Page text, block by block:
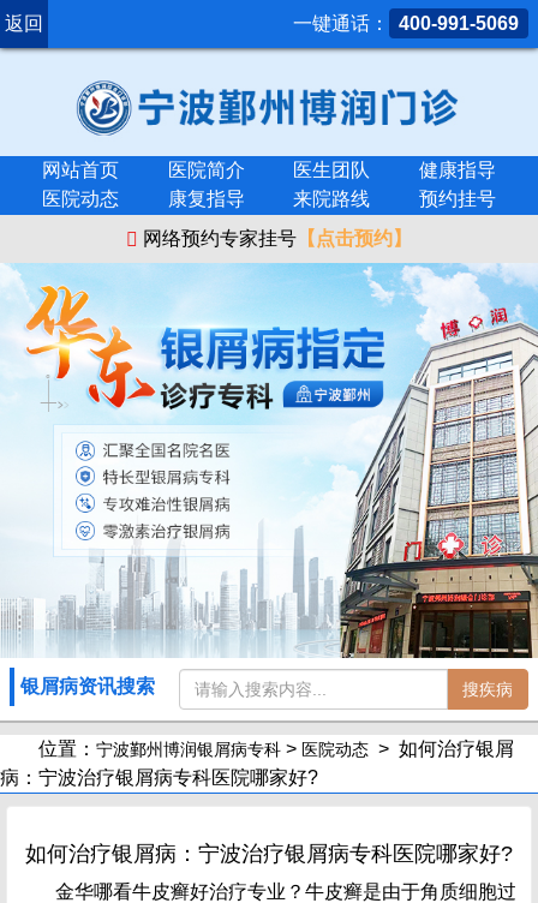
返回 一键通话： 400-991-5069
网站首页 医院简介 医生团队
健康指导
医院动态
康复指导 来院路线
预约挂号
网络预约专家挂号 【点击预约】
银屑病资讯搜索 搜疾病
位置： 宁波鄞州博润银屑病专科 > 医院动态 > 如何治疗银屑
病：宁波治疗银屑病专科医院哪家好?
如何治疗银屑病：宁波治疗银屑病专科医院哪家好?
金华哪看牛皮癣好治疗专业？牛皮癣是由于角质细胞过